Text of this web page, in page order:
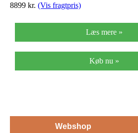
8899 kr. (Vis fragtpris)
Læs mere »
Køb nu »
Webshop